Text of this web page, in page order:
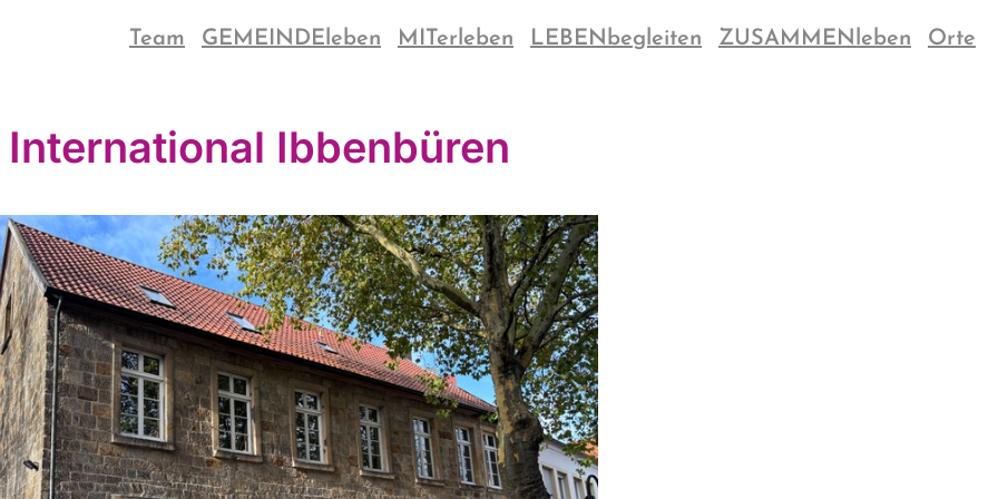
Team GEMEINDEleben MITerleben LEBENbegleiten ZUSAMMENleben Orte
Ibbenbüren